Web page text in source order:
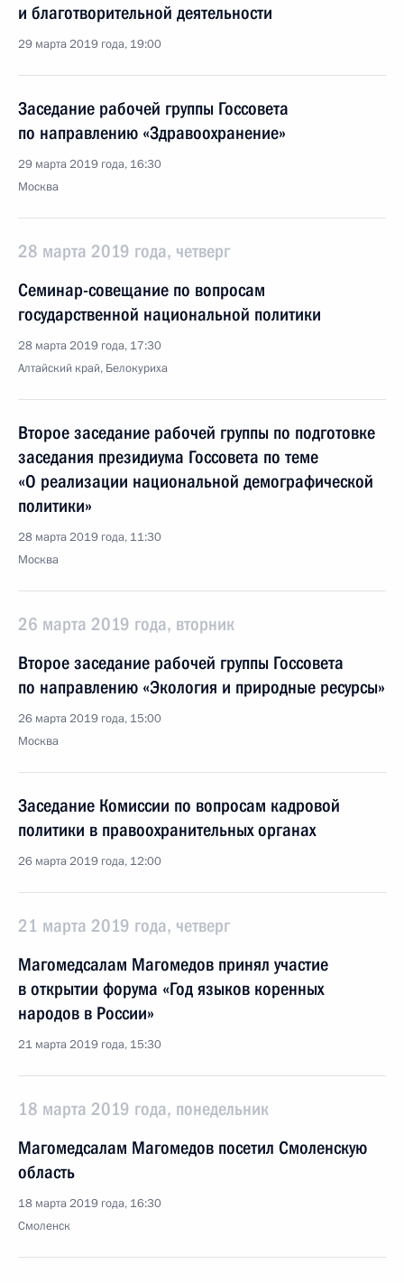
и благотворительной деятельности
29 марта 2019 года, 19:00
Заседание рабочей группы Госсовета
по направлению «Здравоохранение»
29 марта 2019 года, 16:30
Москва
28 марта 2019 года, четверг
Семинар-совещание по вопросам
государственной национальной политики
28 марта 2019 года, 17:30
Алтайский край, Белокуриха
Второе заседание рабочей группы по подготовке
заседания президиума Госсовета по теме
«О реализации национальной демографической
политики»
28 марта 2019 года, 11:30
Москва
26 марта 2019 года, вторник
Второе заседание рабочей группы Госсовета
по направлению «Экология и природные ресурсы»
26 марта 2019 года, 15:00
Москва
Заседание Комиссии по вопросам кадровой
политики в правоохранительных органах
26 марта 2019 года, 12:00
21 марта 2019 года, четверг
Магомедсалам Магомедов принял участие
в открытии форума «Год языков коренных
народов в России»
21 марта 2019 года, 15:30
18 марта 2019 года, понедельник
Магомедсалам Магомедов посетил Смоленскую
область
18 марта 2019 года, 16:30
Смоленск